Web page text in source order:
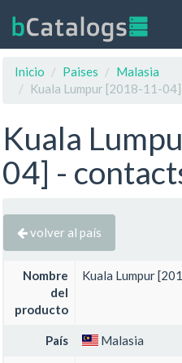
Inicio
Paises
Malasia
Kuala Lumpur [2018-11-
Kuala
04] -
volver al país
Nombre
del
producto
Kuala Lumpur
País Malasia